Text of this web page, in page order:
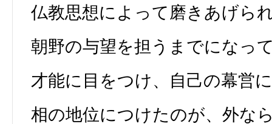
仏教思想によって磨きあげら
朝野の与望を担うまでになっ
才能に目をつけ、自己の幕営
相の地位につけたのが、外な